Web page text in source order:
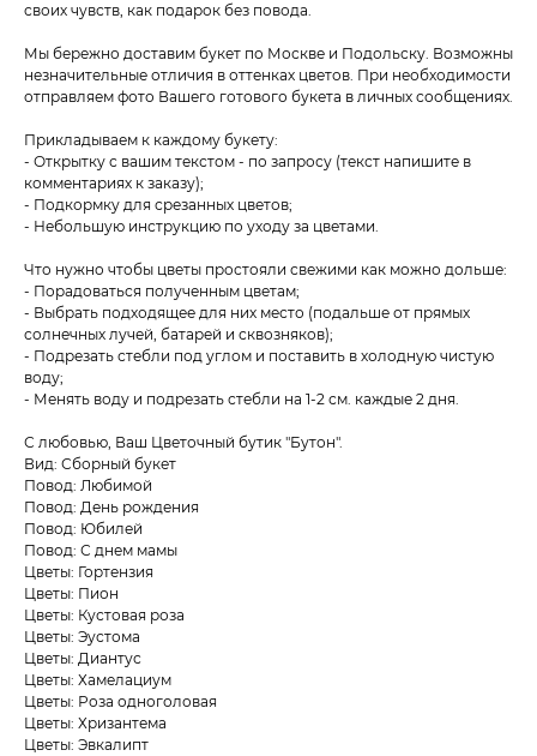
своих чувств, как подарок без повода.
Мы бережно доставим букет по Москве и Подольску. Возможны
незначительные отличия в оттенках цветов. При необходимости
отправляем фото Вашего готового букета в личных сообщениях.
Прикладываем к каждому букету:
- Открытку с вашим текстом - по запросу (текст напишите в
комментариях к заказу);
- Подкормку для срезанных цветов;
- Небольшую инструкцию по уходу за цветами.
Что нужно чтобы цветы простояли свежими как можно дольше:
- Порадоваться полученным цветам;
- Выбрать подходящее для них место (подальше от прямых
солнечных лучей, батарей и сквозняков);
- Подрезать стебли под углом и поставить в холодную чистую
воду;
- Менять воду и подрезать стебли на 1-2 см. каждые 2 дня.
С любовью, Ваш Цветочный бутик "Бутон".
Вид: Сборный букет
Повод: Любимой
Повод: День рождения
Повод: Юбилей
Повод: С днем мамы
Цветы: Гортензия
Цветы: Пион
Цветы: Кустовая роза
Цветы: Эустома
Цветы: Диантус
Цветы: Хамелациум
Цветы: Роза одноголовая
Цветы: Хризантема
Цветы: Эвкалипт